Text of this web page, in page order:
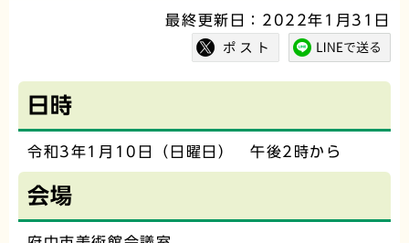
最終更新日：2022年1月31日
日時
令和3年1月10日（日曜日） 午後2時から
会場